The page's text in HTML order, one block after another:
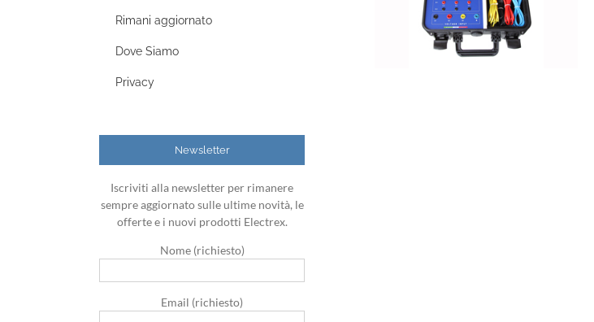
Rimani aggiornato
Dove Siamo
Privacy
Newsletter
Iscriviti alla newsletter per rimanere
sempre aggiornato sulle ultime novità, le
offerte e i nuovi prodotti Electrex.
Nome (richiesto)
Email (richiesto)